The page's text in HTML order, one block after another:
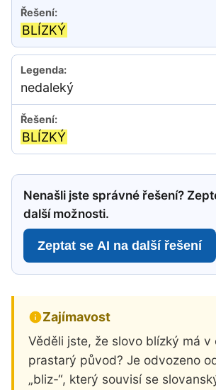
BLÍZKÝ
nedaleký
BLÍZKÝ
Nenašli jste správné řešení?
další možnosti.
Zeptat se AI na další řešení
Zajímavost
Věděli jste, že slovo blízký má v
prastarý původ? Je odvozeno
„bliz-“, který souvisí se